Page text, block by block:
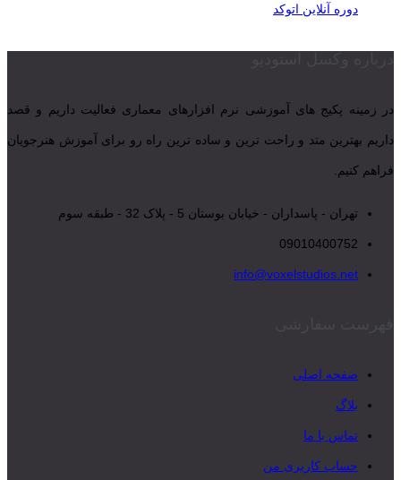
دوره آنلاین اتوکد
در زمینه پکیج های آموزشی نرم افزارهای معماری فعالیت داریم و قصد
داریم بهترین متد و راحت ترین و ساده ترین راه رو برای آموزش هنرجویان
فراهم کنیم.
تهران - پاسداران - خیابان بوستان 5 - پلاک 32 - طبقه سوم
09010400752
info@voxelstudios.net
صفحه اصلی
بلاگ
تماس با ما
حساب کاربری من